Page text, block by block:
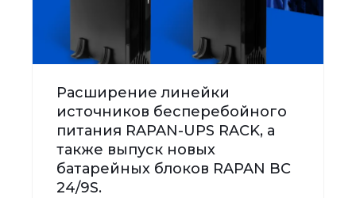
Расширение линейки
источников бесперебойного
питания RAPAN-UPS RACK, а
также выпуск новых
батарейных блоков RAPAN BC
24/9S.